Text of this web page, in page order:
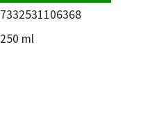
7332531106368
250 ml